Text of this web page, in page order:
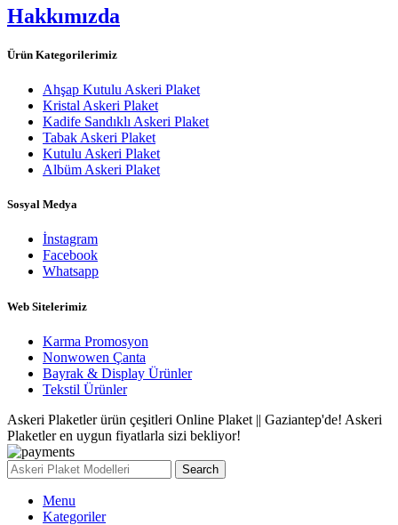
Hakkımızda
Ürün Kategorilerimiz
Ahşap Kutulu Askeri Plaket
Kristal Askeri Plaket
Kadife Sandıklı Askeri Plaket
Tabak Askeri Plaket
Kutulu Askeri Plaket
Albüm Askeri Plaket
Sosyal Medya
İnstagram
Facebook
Whatsapp
Web Sitelerimiz
Karma Promosyon
Nonwowen Çanta
Bayrak & Display Ürünler
Tekstil Ürünler
Askeri Plaketler ürün çeşitleri Online Plaket || Gaziantep'de! Askeri
Plaketler en uygun fiyatlarla sizi bekliyor!
Search
Menu
Kategoriler